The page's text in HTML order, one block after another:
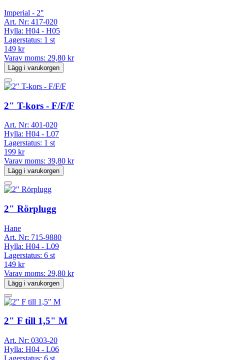
Imperial - 2"
Art. Nr: 417-020
Hylla: H04 - H05
Lagerstatus: 1 st
149 kr
Varav moms: 29,80 kr
Lägg i varukorgen
2" T-kors - F/F/F
Art. Nr: 401-020
Hylla: H04 - L07
Lagerstatus: 1 st
199 kr
Varav moms: 39,80 kr
Lägg i varukorgen
2" Rörplugg
Hane
Art. Nr: 715-9880
Hylla: H04 - L09
Lagerstatus: 6 st
149 kr
Varav moms: 29,80 kr
Lägg i varukorgen
2" F till 1,5" M
Art. Nr: 0303-20
Hylla: H04 - L06